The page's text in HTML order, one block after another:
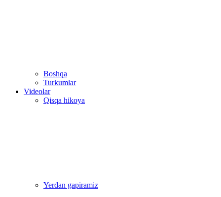
Boshqa
Turkumlar
Videolar
Qisqa hikoya
Yerdan gapiramiz